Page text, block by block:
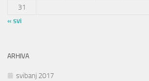
31
« svi
ARHIVA
svibanj 2017